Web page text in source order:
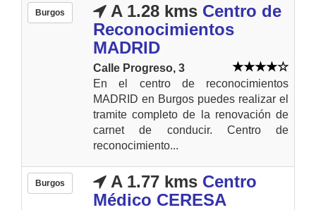
Burgos A 1.28 kms Centro de
Reconocimientos
MADRID
Calle Progreso, 3
En el centro de reconocimientos
MADRID en Burgos puedes realizar el
tramite completo de la renovación de
carnet de conducir. Centro de
reconocimiento...
Burgos A 1.77 kms Centro
Médico CERESA